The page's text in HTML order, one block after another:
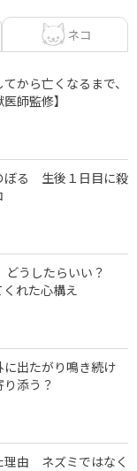
ネコ
から亡くなるまで、
師監修】
ぼる 生後１日目に殺
どうしたらいい？
れた心構え
出たがり鳴き続け
添う？
理由 ネズミではなく